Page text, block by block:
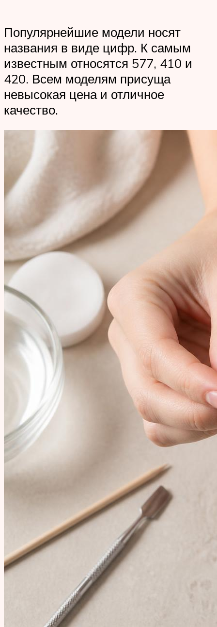
Популярнейшие модели носят
названия в виде цифр. К самым
известным относятся 577, 410 и
420. Всем моделям присуща
невысокая цена и отличное
качество.